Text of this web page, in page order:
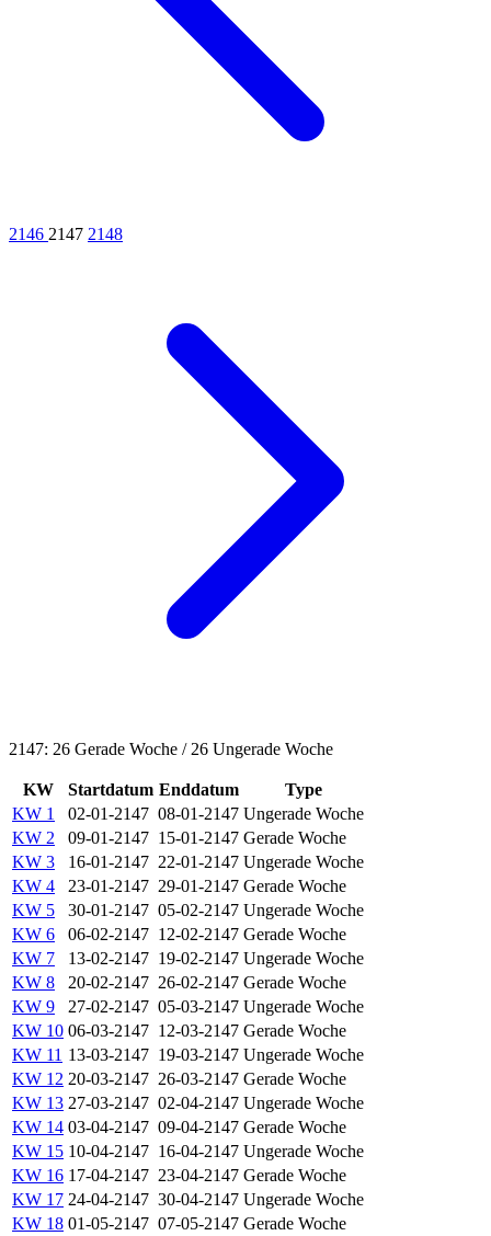
2146 2147 2148
2147: 26 Gerade Woche / 26 Ungerade Woche
KW Startdatum Enddatum
Type
KW 1
02-01-2147 08-01-2147 Ungerade Woche
KW 2
09-01-2147 15-01-2147 Gerade Woche
KW 3
16-01-2147 22-01-2147 Ungerade Woche
KW 4
23-01-2147 29-01-2147 Gerade Woche
KW 5
30-01-2147 05-02-2147 Ungerade Woche
KW 6
06-02-2147 12-02-2147 Gerade Woche
KW 7
13-02-2147 19-02-2147 Ungerade Woche
KW 8
20-02-2147 26-02-2147 Gerade Woche
KW 9
27-02-2147 05-03-2147 Ungerade Woche
KW 10 06-03-2147 12-03-2147 Gerade Woche
KW 11 13-03-2147 19-03-2147 Ungerade Woche
KW 12 20-03-2147 26-03-2147 Gerade Woche
KW 13 27-03-2147 02-04-2147 Ungerade Woche
KW 14 03-04-2147 09-04-2147 Gerade Woche
KW 15 10-04-2147 16-04-2147 Ungerade Woche
KW 16 17-04-2147 23-04-2147 Gerade Woche
KW 17 24-04-2147 30-04-2147 Ungerade Woche
KW 18 01-05-2147 07-05-2147 Gerade Woche